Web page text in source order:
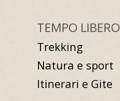
TEMPO LIBERO
Trekking
Natura e sport
Itinerari e Gite